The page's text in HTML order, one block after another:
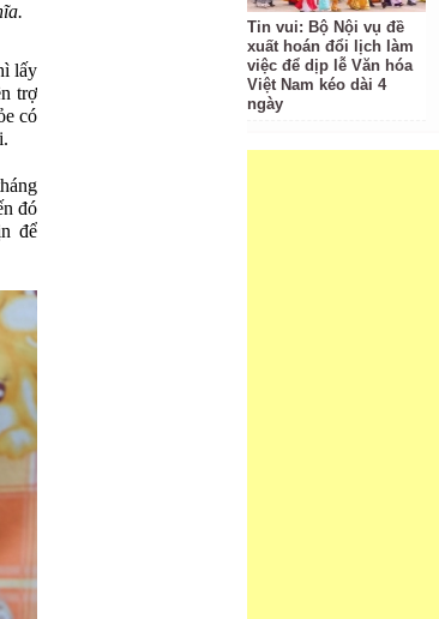
lấy
trợ
có
đó
để
Tin vui: Bộ Nội vụ đề
xuất hoán đổi lịch làm
việc để dịp lễ Văn hóa
Việt Nam kéo dài 4
ngày